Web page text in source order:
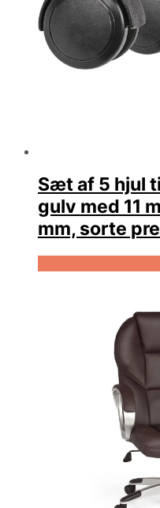
Sæt af 5 hjul
gulv med 11
mm, sorte